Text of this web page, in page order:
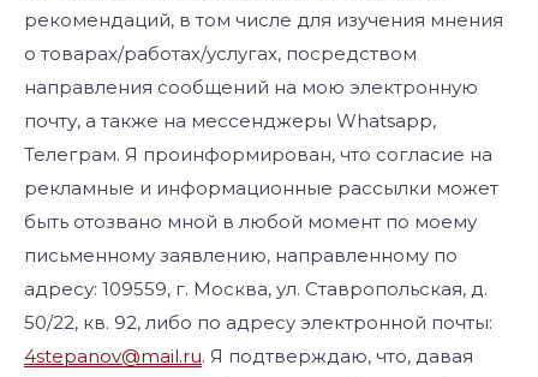
рекомендаций, в том числе для изучения мнения
о товарах/работах/услугах, посредством
направления сообщений на мою электронную
почту, а также на мессенджеры Whatsapp,
Телеграм. Я проинформирован, что согласие на
рекламные и информационные рассылки может
быть отозвано мной в любой момент по моему
письменному заявлению, направленному по
адресу: 109559, г. Москва, ул. Ставропольская, д.
50/22, кв. 92, либо по адресу электронной почты:
4stepanov@mail.ru. Я подтверждаю, что, давая